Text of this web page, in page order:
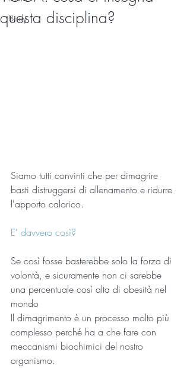
Body
questa disciplina?
Siamo tutti convinti che per dimagrire
basti distruggersi di allenamento e ridurre
l'apporto calorico.
E' davvero così?
Se così fosse basterebbe solo la forza di
volontà, e sicuramente non ci sarebbe
una percentuale così alta di obesità nel
mondo
Il dimagrimento è un processo molto più
complesso perché ha a che fare con
meccanismi biochimici del nostro
organismo.